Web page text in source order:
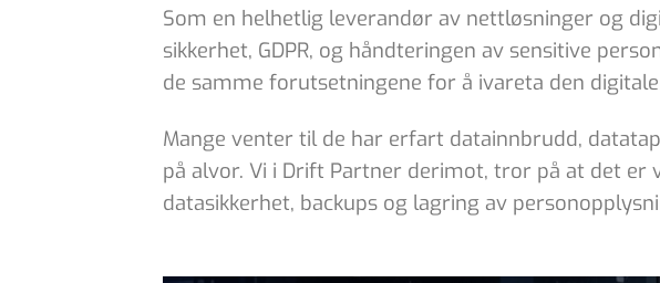
Som en helhetlig leverandør av nettløsninger og
sikkerhet, GDPR, og håndteringen av sensitive
de samme forutsetningene for å ivareta den
Mange venter til de har erfart datainnbrudd,
på alvor. Vi i Drift Partner derimot, tror på at det
datasikkerhet, backups og lagring av